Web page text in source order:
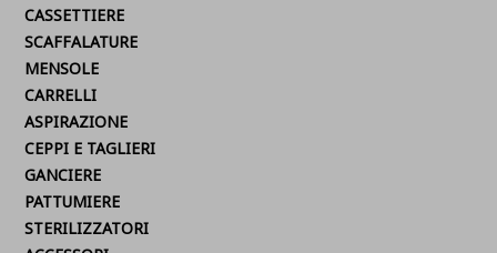
CASSETTIERE
SCAFFALATURE
MENSOLE
CARRELLI
ASPIRAZIONE
CEPPI E TAGLIERI
GANCIERE
PATTUMIERE
STERILIZZATORI